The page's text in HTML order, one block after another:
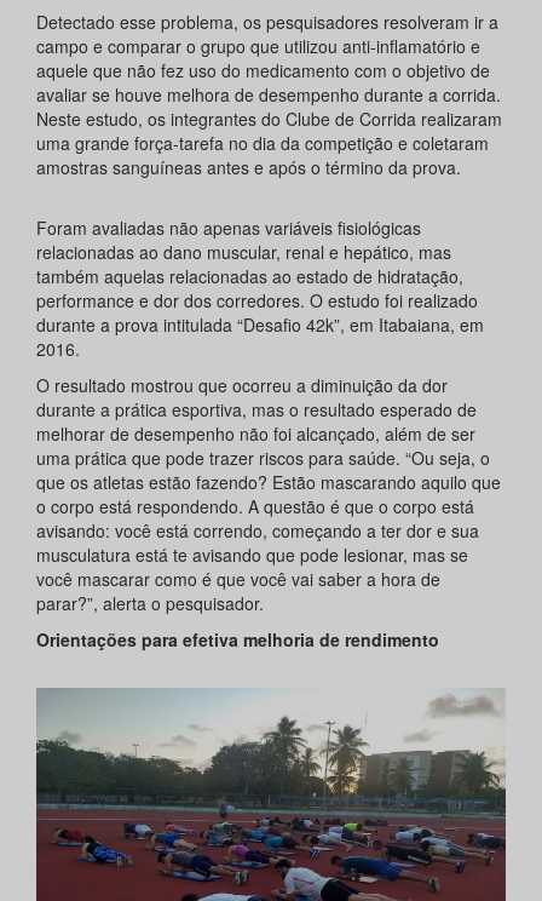
Detectado esse problema, os pesquisadores resolveram ir a
campo e comparar o grupo que utilizou anti-inflamatório e
aquele que não fez uso do medicamento com o objetivo de
avaliar se houve melhora de desempenho durante a corrida.
Neste estudo, os integrantes do Clube de Corrida realizaram
uma grande força-tarefa no dia da competição e coletaram
amostras sanguíneas antes e após o término da prova.
Foram avaliadas não apenas variáveis fisiológicas
relacionadas ao dano muscular, renal e hepático, mas
também aquelas relacionadas ao estado de hidratação,
performance e dor dos corredores. O estudo foi realizado
durante a prova intitulada “Desafio 42k”, em Itabaiana, em
2016.
O resultado mostrou que ocorreu a diminuição da dor
durante a prática esportiva, mas o resultado esperado de
melhorar de desempenho não foi alcançado, além de ser
uma prática que pode trazer riscos para saúde. “Ou seja, o
que os atletas estão fazendo? Estão mascarando aquilo que
o corpo está respondendo. A questão é que o corpo está
avisando: você está correndo, começando a ter dor e sua
musculatura está te avisando que pode lesionar, mas se
você mascarar como é que você vai saber a hora de
parar?”, alerta o pesquisador.
Orientações para efetiva melhoria de rendimento